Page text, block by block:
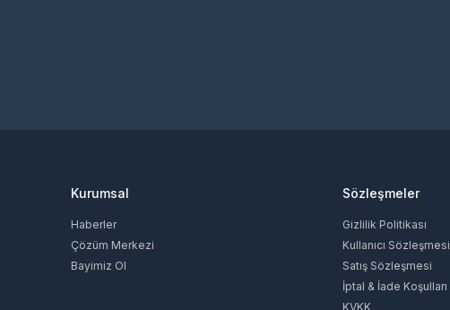
Kurumsal
Haberler
Çözüm Merkezi
Bayimiz Ol
Sözleşmeler
Gizlilik Politikası
Kullanıcı Sözleşmesi
Satış Sözleşmesi
İptal & İade Koşulları
KVKK